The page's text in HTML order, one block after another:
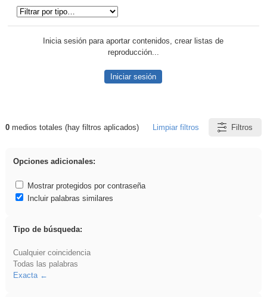
Inicia sesión para aportar contenidos, crear listas de
reproducción...
Iniciar sesión
Resultados de: plancha
0medios totales (hay filtros aplicados) Limpiar filtros Filtros
Opciones adicionales:
Mostrar protegidos por contraseña
Incluir palabras similares
Tipo de búsqueda:
Cualquier coincidencia
Todas las palabras
Exacta